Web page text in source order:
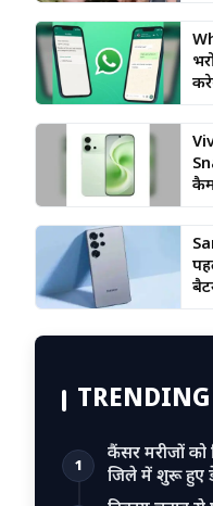
TRENDING
1
कैंसर मरीजों को
जिले में शुरू हुए